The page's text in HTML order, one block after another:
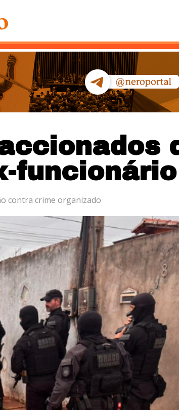
Sobre Nós
funcionário
contra crime organizado